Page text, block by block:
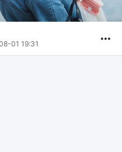
01 19:31